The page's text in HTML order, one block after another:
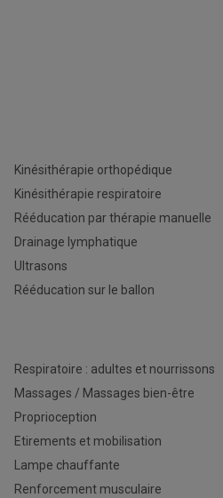
Kinésithérapie orthopédique
Kinésithérapie respiratoire
Rééducation par thérapie manuelle
Drainage lymphatique
Ultrasons
Rééducation sur le ballon
Respiratoire : adultes et nourrissons
Massages / Massages bien-être
Proprioception
Etirements et mobilisation
Lampe chauffante
Renforcement musculaire